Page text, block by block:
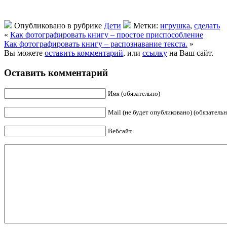
Опубликовано в рубрике Дети Метки: игрушка, сделать
« Как фотографировать книгу – простое приспособление
Как фотографировать книгу – распознавание текста. »
Вы можете оставить комментарий, или ссылку на Ваш сайт.
Оставить комментарий
Имя (обязательно)
Mail (не будет опубликовано)
Вебсайт